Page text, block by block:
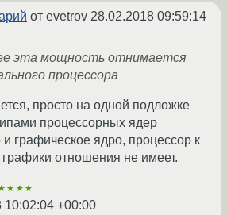
от evetrov 28.02.2018 09:59:14
эта мощность отнимается
процессора
просто на одной подложке
процессорных ядер
и графическое ядро, процессор к
графики отношения не имеет.
10:02:04 +00:00